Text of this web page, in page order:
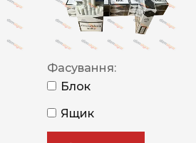
Фасування:
Блок
Ящик